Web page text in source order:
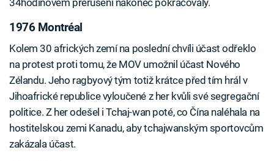
34hodinovém přerušení nakonec pokračovaly.
1976 Montréal
Kolem 30 afrických zemí na poslední chvíli účast odřeklo
na protest proti tomu, že MOV umožnil účast Nového
Zélandu. Jeho ragbyový tým totiž krátce před tím hrál v
Jihoafrické republice vyloučené z her kvůli své segregační
politice. Z her odešel i Tchaj-wan poté, co Čína naléhala na
hostitelskou zemi Kanadu, aby tchajwanským sportovcům
zakázala účast.